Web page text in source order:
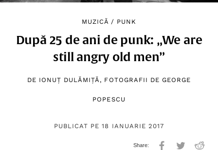
MUZICĂ / PUNK
După 25 de ani de punk: „We are
still angry old men”
DE IONUȚ DULĂMIȚĂ , FOTOGRAFII DE GEORGE
POPESCU
PUBLICAT PE 18 IANUARIE 2017